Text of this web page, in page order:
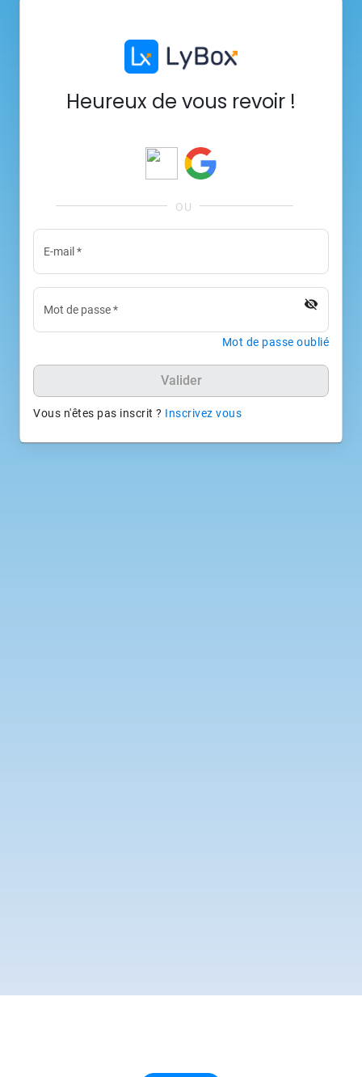
Heureux de vous revoir !
E-mail *
Mot de passe* visibility_off
Mot de passe oublié
Valider
Vous n'êtes pas inscrit ? Inscrivez vous